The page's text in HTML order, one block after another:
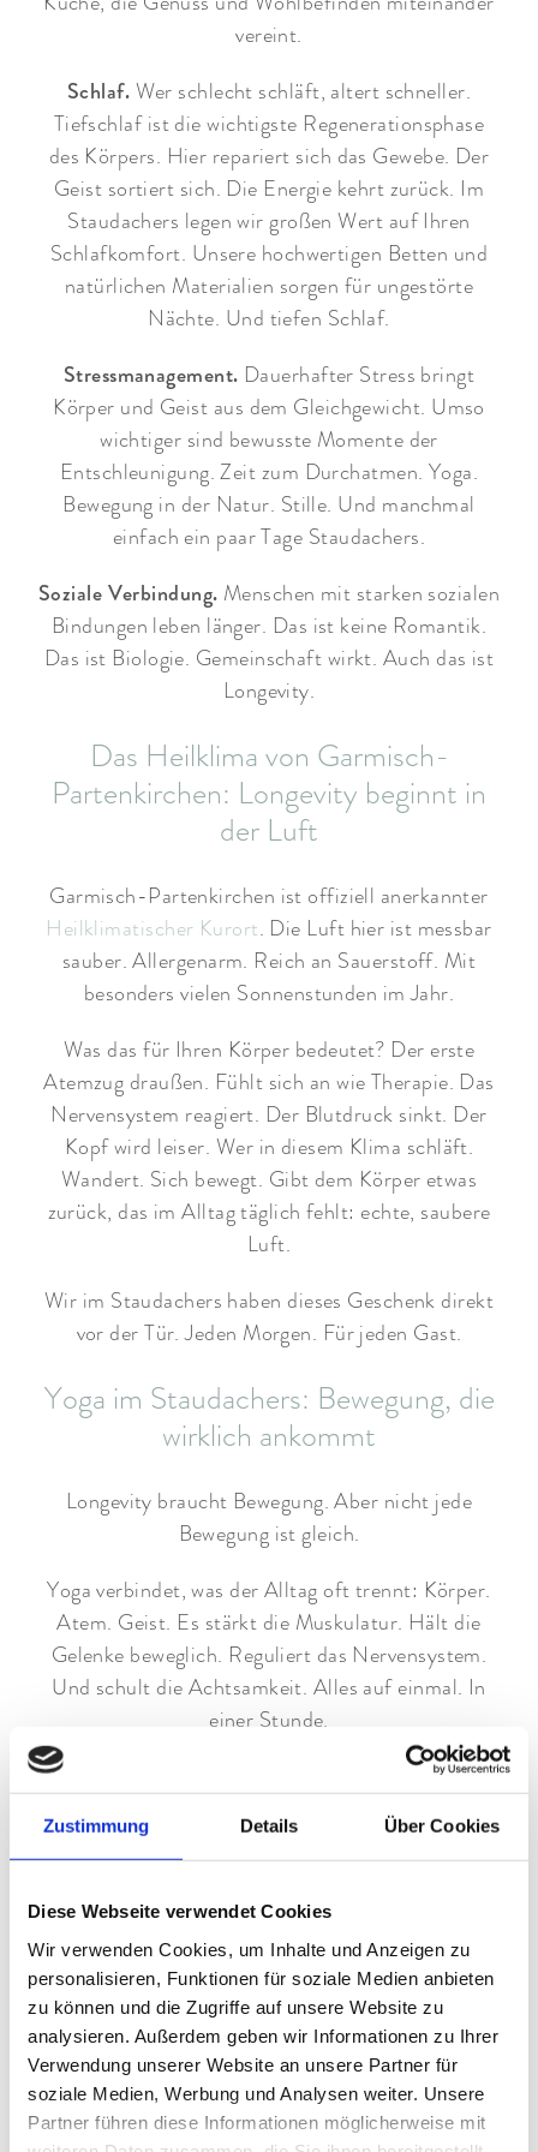
Zustimmung Details Über Cookies
Diese Webseite verwendet Cookies
Wir verwenden Cookies, um Inhalte und Anzeigen zu
personalisieren, Funktionen für soziale Medien anbieten
zu können und die Zugriffe auf unsere Website zu
analysieren. Außerdem geben wir Informationen zu Ihrer
Verwendung unserer Website an unsere Partner für
soziale Medien, Werbung und Analysen weiter. Unsere
Partner führen diese Informationen möglicherweise mit
vereint.
Schlaf. Wer schlecht schläft, altert schneller.
Tiefschlaf ist die wichtigste Regenerationsphase
des Körpers. Hier repariert sich das Gewebe. Der
Geist sortiert sich. Die Energie kehrt zurück. Im
Staudachers legen wir großen Wert auf Ihren
Schlafkomfort. Unsere hochwertigen Betten und
natürlichen Materialien sorgen für ungestörte
Nächte. Und tiefen Schlaf.
Stressmanagement. Dauerhafter Stress bringt
Körper und Geist aus dem Gleichgewicht. Umso
wichtiger sind bewusste Momente der
Entschleunigung. Zeit zum Durchatmen. Yoga.
Bewegung in der Natur. Stille. Und manchmal
einfach ein paar Tage Staudachers.
Soziale Verbindung. Menschen mit starken sozialen
Bindungen leben länger. Das ist keine Romantik.
Das ist Biologie. Gemeinschaft wirkt. Auch das ist
Longevity.
Das Heilklima von Garmisch-
Partenkirchen: Longevity beginnt in
der Luft
Garmisch-Partenkirchen ist offiziell anerkannter
Heilklimatischer Kurort. Die Luft hier ist messbar
sauber. Allergenarm. Reich an Sauerstoff. Mit
besonders vielen Sonnenstunden im Jahr.
Was das für Ihren Körper bedeutet? Der erste
Atemzug draußen. Fühlt sich an wie Therapie. Das
Nervensystem reagiert. Der Blutdruck sinkt. Der
Kopf wird leiser. Wer in diesem Klima schläft.
Wandert. Sich bewegt. Gibt dem Körper etwas
zurück, das im Alltag täglich fehlt: echte, saubere
Luft.
Wir im Staudachers haben dieses Geschenk direkt
vor der Tür. Jeden Morgen. Für jeden Gast.
Yoga im Staudachers: Bewegung, die
wirklich ankommt
Longevity braucht Bewegung. Aber nicht jede
Bewegung ist gleich.
Yoga verbindet, was der Alltag oft trennt: Körper.
Atem. Geist. Es stärkt die Muskulatur. Hält die
Gelenke beweglich. Reguliert das Nervensystem.
Und schult die Achtsamkeit. Alles auf einmal. In
einer Stunde.
Bei uns gehört Yoga zum Rhythmus des Hauses.
Yoga-Wiese im Staudachers
die Luft noch kühl ist und die Berge im ersten Licht
Himmel. Um Sie herum Stille. Der Körper öffnet
sich. Der Atem wird tiefer. Und der Tag beginnt
nicht mit dem ersten Meeting. Sondern mit Ihnen.
Wer möchte, verbindet Yoga mit unseren
Ayurveda-Anwendungen. Das ist Longevity im
Staudachers. Keine Theorie. Sondern ein
Aufenthalt, den Sie nicht vergessen werden.